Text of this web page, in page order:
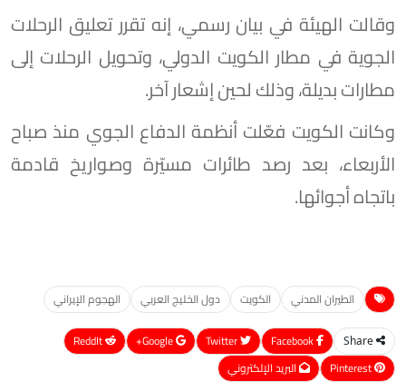
وقالت الهيئة في بيان رسمي، إنه تقرر تعليق الرحلات
الجوية في مطار الكويت الدولي، وتحويل الرحلات إلى
مطارات بديلة، وذلك لحين إشعار آخر.
وكانت الكويت فعّلت أنظمة الدفاع الجوي منذ صباح
الأربعاء، بعد رصد طائرات مسيّرة وصواريخ قادمة
باتجاه أجوائها.
الطيران المدني الكويت دول الخليج العربي الهجوم الإيراني
Share
Google+
ReddIt
Pinterest
البريد الإلكتروني